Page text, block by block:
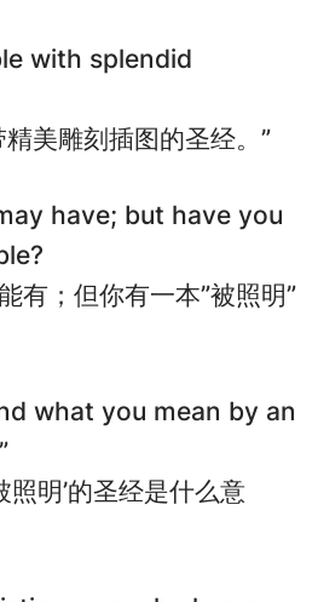
with splendid
美雕刻插图的圣经。”
have; but have you
有；但你有一本”被照明”
what you mean by an
照明’的圣经是什么意